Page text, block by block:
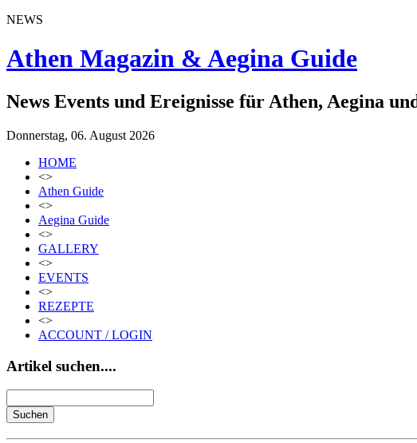
NEWS
Athen Magazin & Aegina Guide
News Events und Ereignisse für Athen, Aegina
Donnerstag, 06. August 2026
HOME
<>
Athen Guide
<>
Aegina Guide
<>
GALLERY
<>
EVENTS
<>
REZEPTE
<>
ACCOUNT / LOGIN
Artikel suchen....